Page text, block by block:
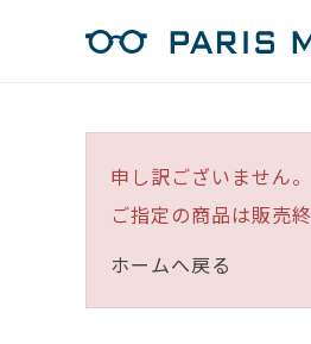
申し訳ございません。
ご指定の商品は販売
ホームへ戻る